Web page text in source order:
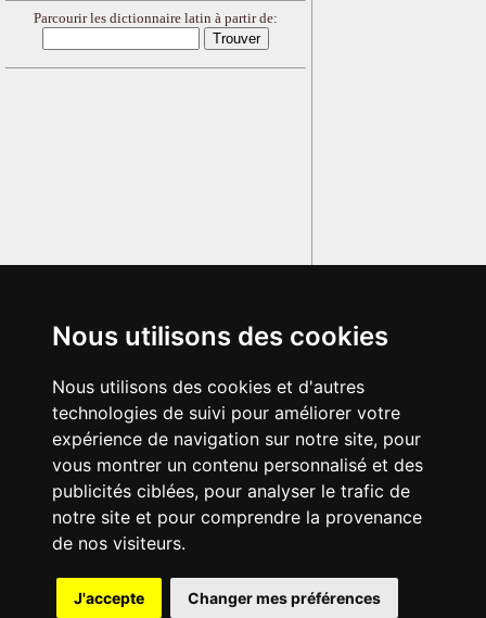
Nous utilisons des cookies
Nous utilisons des cookies et d'autres
technologies de suivi pour améliorer votre
expérience de navigation sur notre site, pour
vous montrer un contenu personnalisé et des
publicités ciblées, pour analyser le trafic de
notre site et pour comprendre la provenance
de nos visiteurs.
J'accepte Changer mes préférences
Parcourir les dictionnaire latin à partir de:
{{ID:URBANUS200}} ---CACHE---